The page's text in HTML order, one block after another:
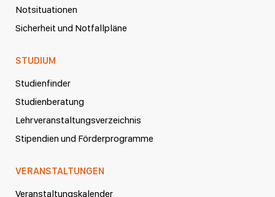
Notsituationen
Sicherheit und Notfallpläne
STUDIUM
Studienfinder
Studienberatung
Lehrveranstaltungsverzeichnis
Stipendien und Förderprogramme
VERANSTALTUNGEN
Veranstaltungskalender